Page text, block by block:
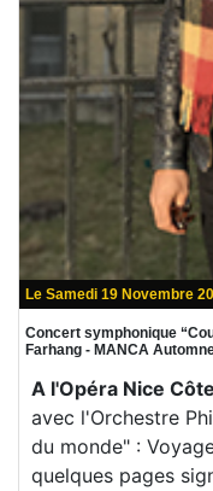
Le Samedi 19 Novembre
Concert symphonique
Farhang - MANCA
A l'Opéra Nice
avec l'Orchestre
du monde" :
quelques pages